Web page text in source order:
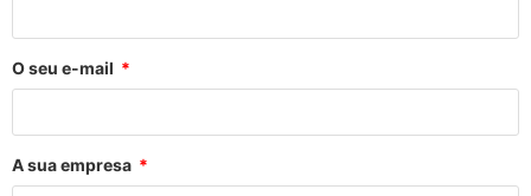
O seu e-mail
A sua empresa